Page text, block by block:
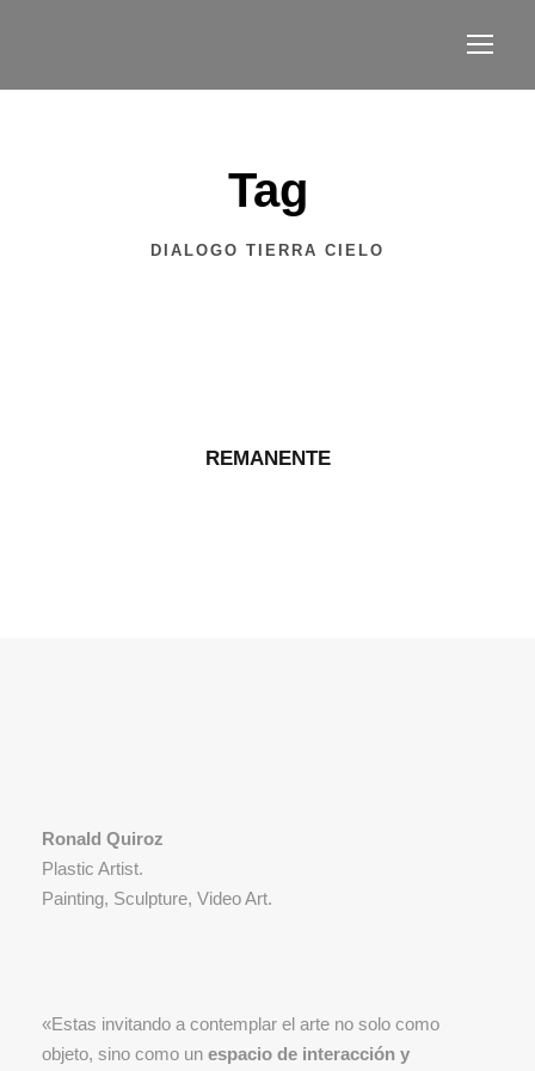
Tag
DIALOGO TIERRA CIELO
REMANENTE
Ronald Quiroz
Plastic Artist.
Painting, Sculpture, Video Art.
«Estas invitando a contemplar el arte no solo como
objeto, sino como un espacio de interacción y